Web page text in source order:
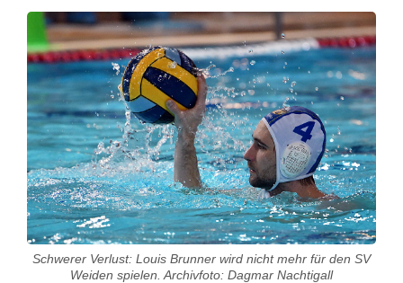
u
f
t
f
ü
r
W
Schwerer Verlust: Louis Brunner wird nicht mehr für den SV
Weiden spielen. Archivfoto: Dagmar Nachtigall